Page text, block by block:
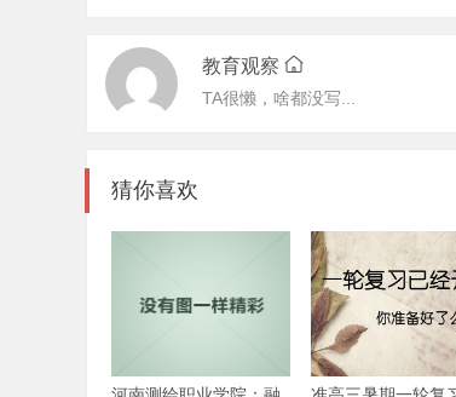
教育观察
TA很懒，啥都没写...
猜你喜欢